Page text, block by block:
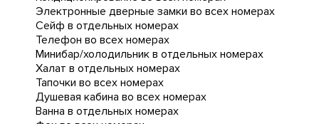
Электронные дверные замки во всех номерах
Сейф в отдельных номерах
Телефон во всех номерах
Минибар/холодильник в отдельных номерах
Халат в отдельных номерах
Тапочки во всех номерах
Душевая кабина во всех номерах
Ванна в отдельных номерах